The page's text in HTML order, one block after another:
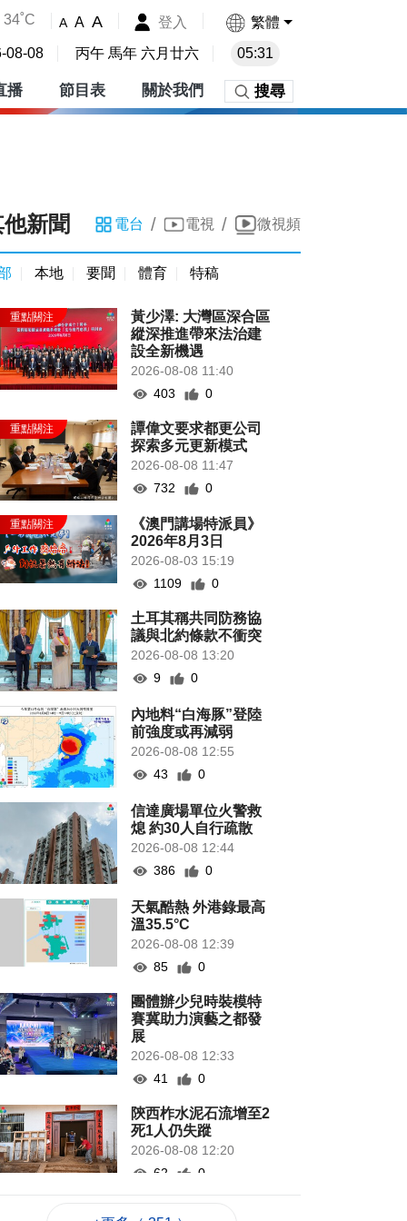
34˚C A A A 登入 繁體
08-08 丙午 馬年 六月廿六 05:31
播 節目表 關於我們 搜尋
新聞 電台 / 電視 / 微視頻
本地 要聞 體育 特稿
黃少澤: 大灣區深合區
縱深推進帶來法治建
設全新機遇
2026-08-08 11:40
403
0
譚偉文要求都更公司
探索多元更新模式
2026-08-08 11:47
732
0
《澳門講場特派員》
2026年8月3日
2026-08-03 15:19
1109
0
土耳其稱共同防務協
議與北約條款不衝突
2026-08-08 13:20
9
0
內地料“白海豚”登陸
前強度或再減弱
2026-08-08 12:55
43
0
信達廣場單位火警救
熄 約30人自行疏散
2026-08-08 12:44
386
0
天氣酷熱 外港錄最高
溫35.5°C
2026-08-08 12:39
85
0
團體辦少兒時裝模特
賽冀助力演藝之都發
展
2026-08-08 12:33
41
0
陝西柞水泥石流增至2
死1人仍失蹤
2026-08-08 12:20
62
0